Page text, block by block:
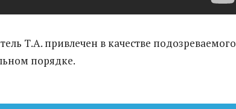
Т.А. привлечен в качестве подозреваемого
порядке.